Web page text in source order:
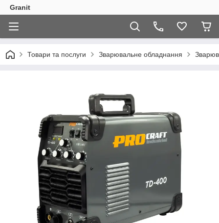
Granit
Товари та послуги Зварювальне обладнання